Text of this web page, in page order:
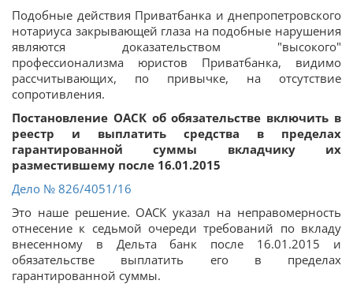
Подобные действия Приватбанка и днепропетровского
нотариуса закрывающей глаза на подобные нарушения
являются доказательством "высокого"
профессионализма юристов Приватбанка, видимо
рассчитывающих, по привычке, на отсутствие
сопротивления.
Постановление ОАСК об обязательстве включить в
реестр и выплатить средства в пределах
гарантированной суммы вкладчику их
разместившему после 16.01.2015
Дело № 826/4051/16
Это наше решение. ОАСК указал на неправомерность
отнесение к седьмой очереди требований по вкладу
внесенному в Дельта банк после 16.01.2015 и
обязательстве выплатить его в пределах
гарантированной суммы.